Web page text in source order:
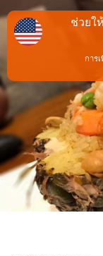
ช่วยใ
การ